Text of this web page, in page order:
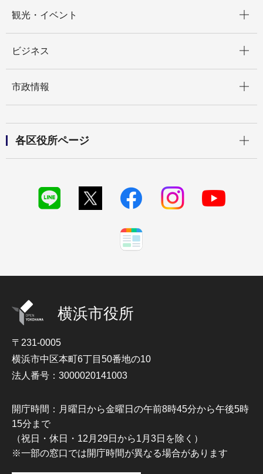
観光・イベント
ビジネス
市政情報
各区役所ページ
横浜市役所
〒231-0005
横浜市中区本町6丁目50番地の10
法人番号：3000020141003
開庁時間：月曜日から金曜日の午前8時45分から午後5時
15分まで
（祝日・休日・12月29日から1月3日を除く）
※一部の窓口では開庁時間が異なる場合があります